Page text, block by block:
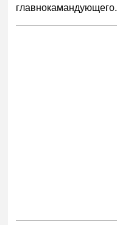
главнокамандующего.